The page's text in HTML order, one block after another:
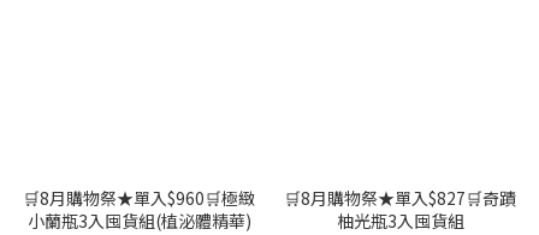
🛒8月購物祭★單入$960🛒極緻
小蘭瓶3入囤貨組(植泌體精華)
🛒8月購物祭★單入$827🛒奇蹟
柚光瓶3入囤貨組